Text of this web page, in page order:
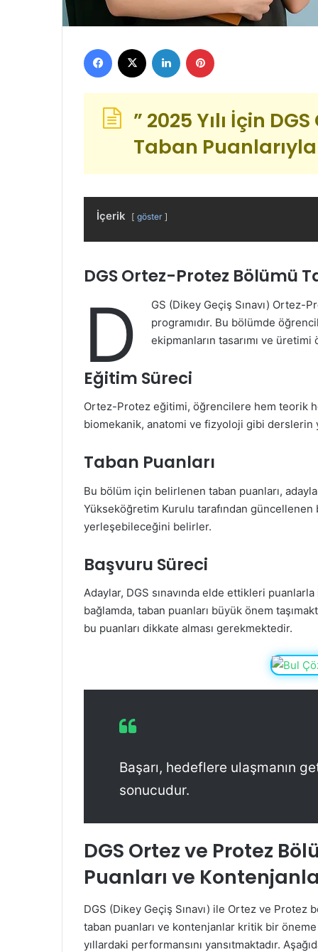
” 2025 Yılı İçin
Taban
İçerik göster
DGS Ortez-Protez Bölümü
D
GS (Dikey Geçiş Sınavı) Ortez-
programıdır. Bu bölümde
ekipmanların tasarımı ve üretimi
Eğitim Süreci
Ortez-Protez eğitimi, öğrencilere hem teorik
biomekanik, anatomi ve fizyoloji gibi derslerin
Taban Puanları
Bu bölüm için belirlenen taban puanları,
Yükseköğretim Kurulu tarafından
yerleşebileceğini belirler.
Başvuru Süreci
Adaylar, DGS sınavında elde ettikleri
bağlamda, taban puanları büyük önem
bu puanları dikkate alması gerekmektedir.
Başarı, hedeflere ulaşmanın
sonucudur.
DGS Ortez ve Protez
Puanları ve
DGS (Dikey Geçiş Sınavı) ile Ortez ve
taban puanları ve kontenjanlar kritik bir
yıllardaki performansını yansıtmaktadır.